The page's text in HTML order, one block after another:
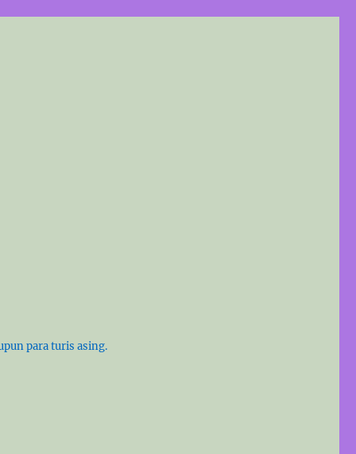
para turis asing.